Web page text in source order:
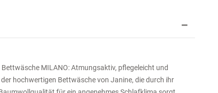
MILANO: Atmungsaktiv, pflegeleicht und
hochwertigen Bettwäsche von Janine, die durch ihr